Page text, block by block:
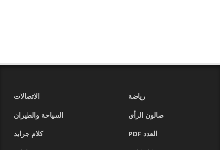
رياضة
الاتصالات
صالون الرأي
السياحة والطيران
العدد PDF
كلام جرايد